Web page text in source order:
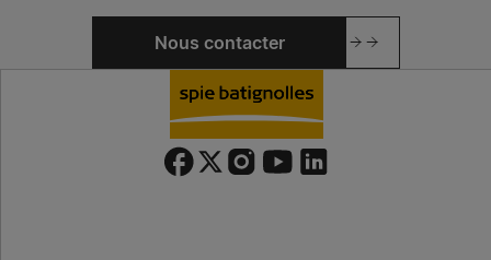
Nous contacter